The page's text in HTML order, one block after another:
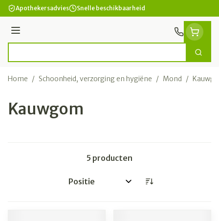
Ga naar de inhoud
Apothekersadvies Snelle beschikbaarheid
Menu
Zoek
Home / Schoonheid, verzorging en hygiëne / Mond /
Kauwgom
5 producten
Sorteer op: